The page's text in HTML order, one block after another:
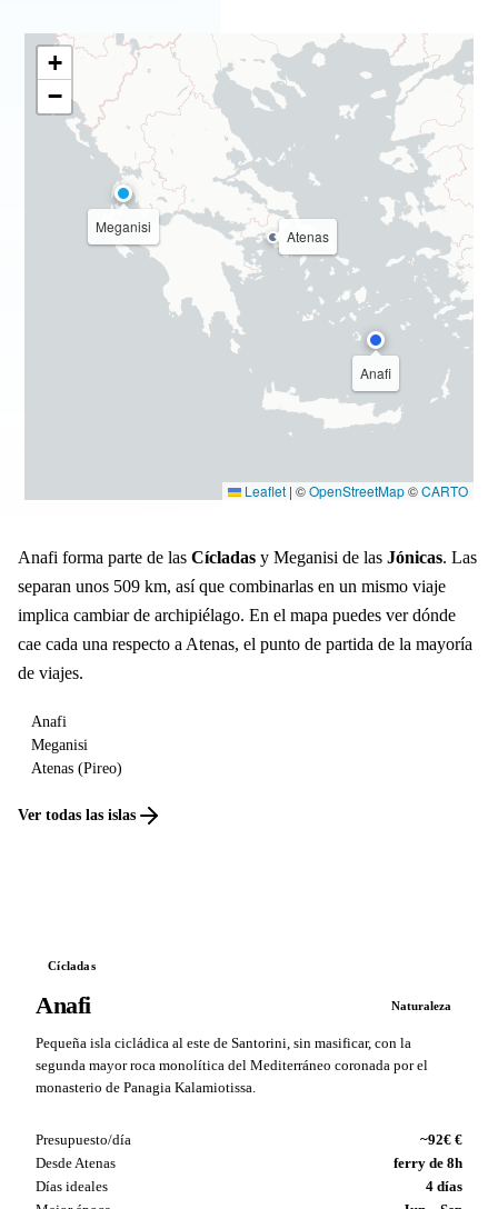
Anafi
Meganisi
Atenas
+
−
Leaflet | ©OpenStreetMap©CARTO
Anafi forma parte de las Cícladas y Meganisi de las Jónicas. Las
separan unos 509 km, así que combinarlas en un mismo viaje
implica cambiar de archipiélago. En el mapa puedes ver dónde
cae cada una respecto a Atenas, el punto de partida de la mayoría
de viajes.
Anafi
Meganisi
Atenas (Pireo)
Ver todas las islas
Cícladas
Anafi Naturaleza
Pequeña isla cicládica al este de Santorini, sin masificar, con la
segunda mayor roca monolítica del Mediterráneo coronada por el
monasterio de Panagia Kalamiotissa.
Presupuesto/día
~92€ €
Desde Atenas
ferry de 8h
Días ideales
4 días